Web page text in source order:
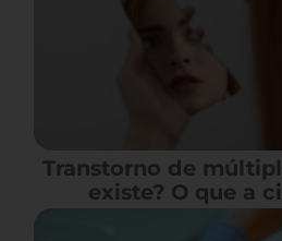
Transtorno de
existe? O que a